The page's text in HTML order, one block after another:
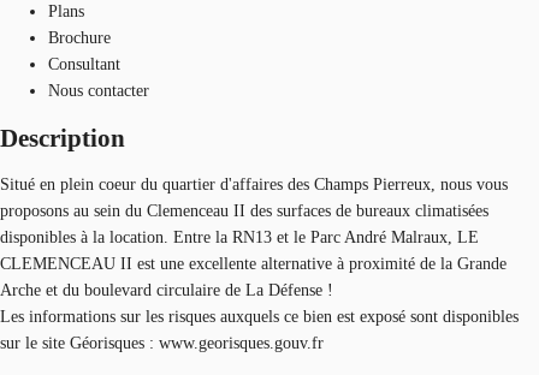
Plans
Brochure
Consultant
Nous contacter
Description
Situé en plein coeur du quartier d'affaires des Champs Pierreux, nous vous
proposons au sein du Clemenceau II des surfaces de bureaux climatisées
disponibles à la location. Entre la RN13 et le Parc André Malraux, LE
CLEMENCEAU II est une excellente alternative à proximité de la Grande
Arche et du boulevard circulaire de La Défense !
Les informations sur les risques auxquels ce bien est exposé sont disponibles
sur le site Géorisques : www.georisques.gouv.fr